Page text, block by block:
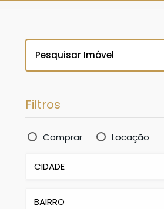
Filtros
Comprar Locação